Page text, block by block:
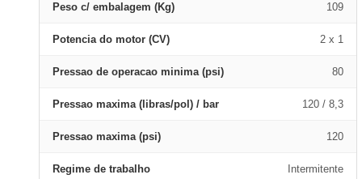
Peso c/ embalagem (Kg) 109
Potencia do motor (CV) 2 x 1
Pressao de operacao minima (psi) 80
Pressao maxima (libras/pol) / bar 120 / 8,3
Pressao maxima (psi) 120
Regime de trabalho Intermitente